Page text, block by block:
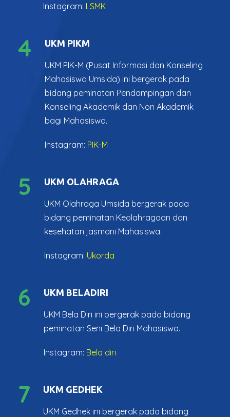
Instagram: LSMK
4 UKM PIKM
UKM PIK-M (Pusat Informasi dan Konseling
Mahasiswa Umsida) ini bergerak pada
bidang peminatan Pendampingan dan
Konseling Akademik dan Non Akademik
bagi Mahasiswa.
Instagram: PIK-M
5 UKM OLAHRAGA
UKM Olahraga Umsida bergerak pada
bidang peminatan Keolahragaan dan
kesehatan jasmani Mahasiswa.
Instagram: Ukorda
6 UKM BELADIRI
UKM Bela Diri ini bergerak pada bidang
peminatan Seni Bela Diri Mahasiswa.
Instagram: Bela diri
7 UKM GEDHEK
UKM Gedhek ini bergerak pada bidang